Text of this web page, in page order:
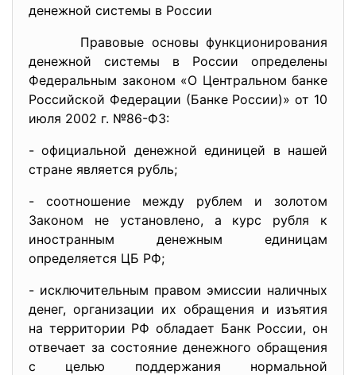
денежной системы в России
Правовые основы функционирования
денежной системы в России определены
Федеральным законом «О Центральном банке
Российской Федерации (Банке России)» от 10
июля 2002 г. №86-Ф3:
- официальной денежной единицей в нашей
стране является рубль;
- соотношение между рублем и золотом
Законом не установлено, а курс рубля к
иностранным денежным единицам
определяется ЦБ РФ;
- исключительным правом эмиссии наличных
денег, организации их обращения и изъятия
на территории РФ обладает Банк России, он
отвечает за состояние денежного обращения
с целью поддержания нормальной